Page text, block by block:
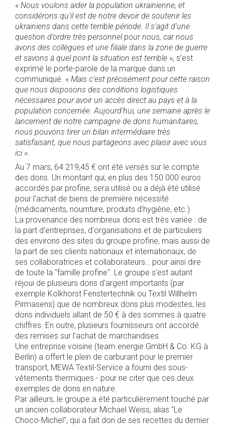
« Nous voulons aider la population ukrainienne, et
considérons qu’il est de notre devoir de soutenir les
ukrainiens dans cette terrible période. Il s’agit d’une
question d’ordre très personnel pour nous, car nous
avons des collègues et une filiale dans la zone de guerre
et savons à quel point la situation est terrible », s’est
exprimé le porte-parole de la marque dans un
communiqué. « Mais c’est précisément pour cette raison
que nous disposons des conditions logistiques
nécessaires pour avoir un accès direct au pays et à la
population concernée. Aujourd’hui, une semaine après le
lancement de notre campagne de dons humanitaires,
nous pouvons tirer un bilan intermédiaire très
satisfaisant, que nous partageons avec plaisir avec vous
ici ».
Au 7 mars, 64.219,45 € ont été versés sur le compte
des dons. Un montant qui, en plus des 150 000 euros
accordés par profine, sera utilisé ou a déjà été utilisé
pour l'achat de biens de première nécessité
(médicaments, nourriture, produits d'hygiène, etc.).
La provenance des nombreux dons est très variée : de
la part d'entreprises, d'organisations et de particuliers
des environs des sites du groupe profine, mais aussi de
la part de ses clients nationaux et internationaux, de
ses collaboratrices et collaborateurs… pour ainsi dire
de toute la "famille profine". Le groupe s’est autant
réjoui de plusieurs dons d'argent importants (par
exemple Kolkhorst Fenstertechnik ou Textil Willhelm
Pirmasens) que de nombreux dons plus modestes, les
dons individuels allant de 50 € à des sommes à quatre
chiffres. En outre, plusieurs fournisseurs ont accordé
des remises sur l'achat de marchandises.
Une entreprise voisine (team energie GmbH & Co. KG à
Berlin) a offert le plein de carburant pour le premier
transport, MEWA Textil-Service a fourni des sous-
vêtements thermiques - pour ne citer que ces deux
exemples de dons en nature.
Par ailleurs, le groupe a été particulièrement touché par
un ancien collaborateur Michael Weiss, alias "Le
Choco-Michel", qui a fait don de ses recettes du dernier